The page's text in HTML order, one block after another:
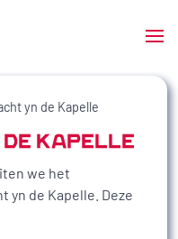
yn de Kapelle
KAPELLE
we het
yn de Kapelle. Deze